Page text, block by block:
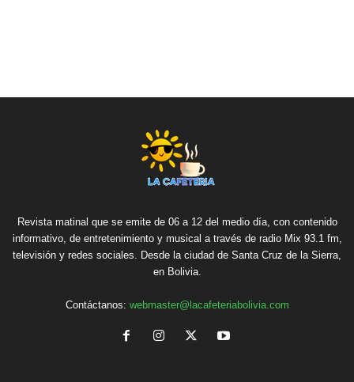
Revista matinal que se emite de 06 a 12 del medio día, con contenido
informativo, de entretenimiento y musical a través de radio Mix 93.1 fm,
televisión y redes sociales. Desde la ciudad de Santa Cruz de la Sierra,
en Bolivia.
Contáctanos: webmaster@lacafeteriabolivia.com